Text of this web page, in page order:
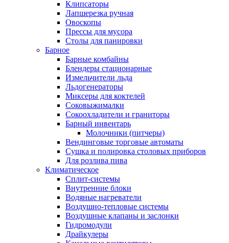
Клипсаторы
Лапшерезка ручная
Овоскопы
Прессы для мусора
Столы для панировки
Барное
Барные комбайны
Блендеры стационарные
Измельчители льда
Льдогенераторы
Миксеры для коктелей
Соковыжималки
Сокоохладители и граниторы
Барный инвентарь
Молочники (питчеры)
Вендинговые торговые автоматы
Сушка и полировка столовых приборов
Для розлива пива
Климатическое
Сплит-системы
Внутренние блоки
Водяные нагреватели
Воздушно-тепловые системы
Воздушные клапаны и заслонки
Гидромодули
Драйкулеры